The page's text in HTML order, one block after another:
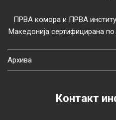
ПРВА комора и ПРВА
Македонија сертифицирана
Архива
Контакт